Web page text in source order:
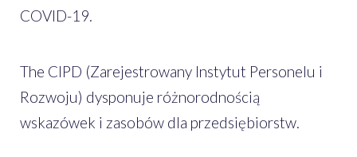
COVID-19.
The CIPD (Zarejestrowany Instytut Personelu i
Rozwoju) dysponuje różnorodnością
wskazówek i zasobów dla przedsiębiorstw.